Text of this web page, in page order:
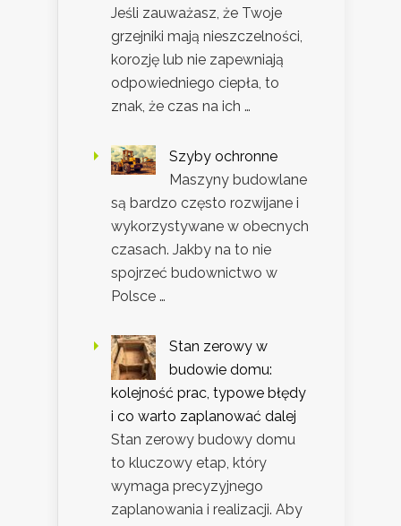
Jeśli zauważasz, że Twoje
grzejniki mają nieszczelności,
korozję lub nie zapewniają
odpowiedniego ciepła, to
znak, że czas na ich …
Szyby ochronne
Maszyny budowlane
są bardzo często rozwijane i
wykorzystywane w obecnych
czasach. Jakby na to nie
spojrzeć budownictwo w
Polsce …
Stan zerowy w
budowie domu:
kolejność prac, typowe błędy
i co warto zaplanować dalej
Stan zerowy budowy domu
to kluczowy etap, który
wymaga precyzyjnego
zaplanowania i realizacji. Aby